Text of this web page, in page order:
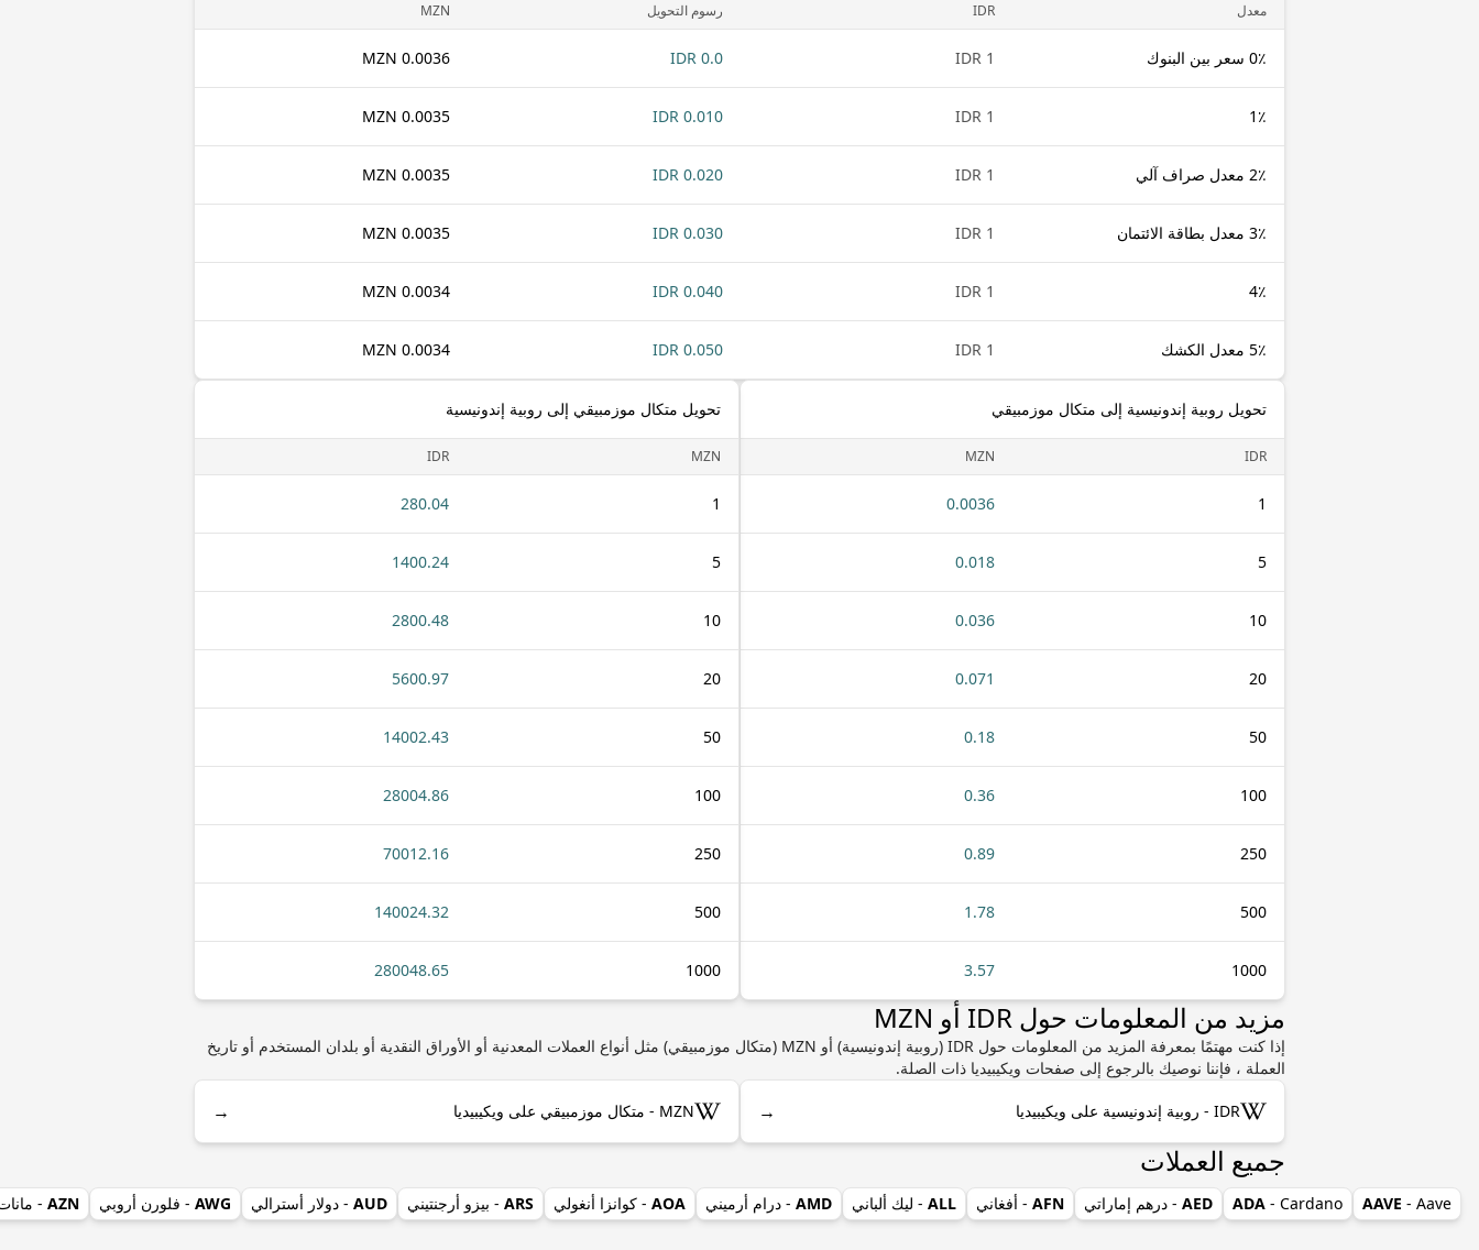
معدل IDR رسوم التحويل MZN
0٪ سعر بين البنوك 1 IDR
0.0 IDR
0.0036 MZN
1٪ 1 IDR
0.010 IDR
0.0035 MZN
2٪ معدل صراف آلي 1 IDR
0.020 IDR
0.0035 MZN
3٪ معدل بطاقة الائتمان 1 IDR
0.030 IDR
0.0035 MZN
4٪ 1 IDR
0.040 IDR
0.0034 MZN
5٪ معدل الكشك 1 IDR
0.050 IDR
0.0034 MZN
تحويل روبية إندونيسية إلى متكال موزمبيقي
IDR
MZN
1
0.0036
5
0.018
10
0.036
20
0.071
50
0.18
100
0.36
250
0.89
500
1.78
1000
3.57
تحويل متكال موزمبيقي إلى روبية إندونيسية
MZN
IDR
1
280.04
5
1400.24
10
2800.48
20
5600.97
50
14002.43
100
28004.86
250
70012.16
500
140024.32
1000
280048.65
مزيد من المعلومات حول IDR أو MZN
إذا كنت مهتمًا بمعرفة المزيد من المعلومات حول IDR (روبية إندونيسية) أو MZN (متكال موزمبيقي) مثل أنواع العملات المعدنية أو الأوراق النقدية أو بلدان المستخدم أو تاريخ
العملة ، فإننا نوصيك بالرجوع إلى صفحات ويكيبيديا ذات الصلة.
IDR - روبية إندونيسية على ويكيبيديا → MZN - متكال موزمبيقي على ويكيبيديا →
جميع العملات
AAVE - Aave
ADA - Cardano
AED - درهم إماراتي AFN - أفغاني ALL - ليك ألباني AMD - درام أرميني AOA - كوانزا أنغولي ARS - بيزو أرجنتيني AUD - دولار أسترالي AWG - فلورن أروبي AZN
-